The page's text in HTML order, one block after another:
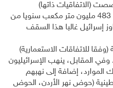
خصصت (الاتفاقيات ذاتها)
للإسرائيليين (والمستوطنين أساسا) 483 مليون متر مكعب سنويا من
إسرائيل غالبا هذا السقف
للاتفاقات الاستعمارية)
وفي المقابل، ينهب الإسرائيليون
80% من تلك الموارد، إضافة إلى نهبهم
(حوض نهر الأردن، الحوض